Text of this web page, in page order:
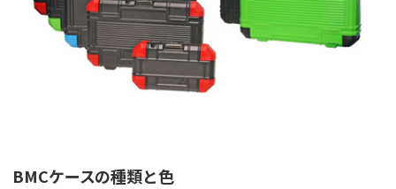
BMCケースの種類と色